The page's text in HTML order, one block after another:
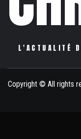
L'ACTUALITÉ
Copyright © All rights